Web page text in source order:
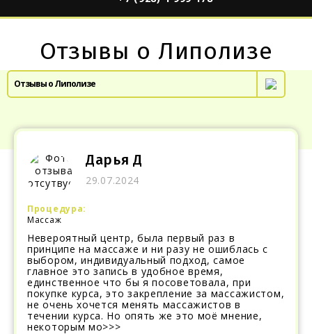
Отзывы о Липолизе
Отзывы о Липолизе
Дарья Д
29.07.2024
Процедура:
Массаж
Невероятный центр, была первый раз в
принципе на массаже и ни разу не ошиблась с
выбором, индивидуальный подход, самое
главное это запись в удобное время,
единственное что бы я посоветовала, при
покупке курса, это закрепление за массажистом,
не очень хочется менять массажистов в
течении курса. Но опять же это моё мнение,
некоторым мо>>>